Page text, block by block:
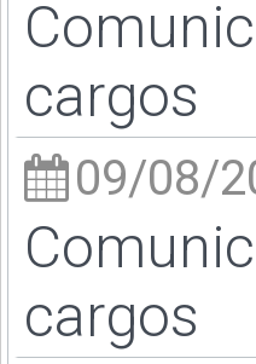
cargos
09/08/
cargos